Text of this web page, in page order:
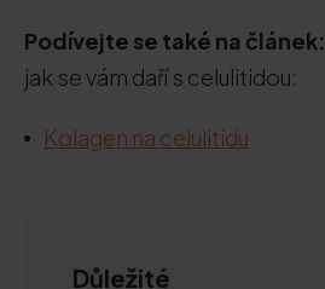
Podívejte se také na článek:
jak se vám daří s celulitidou:
Kolagen na celulitidu
Důležité